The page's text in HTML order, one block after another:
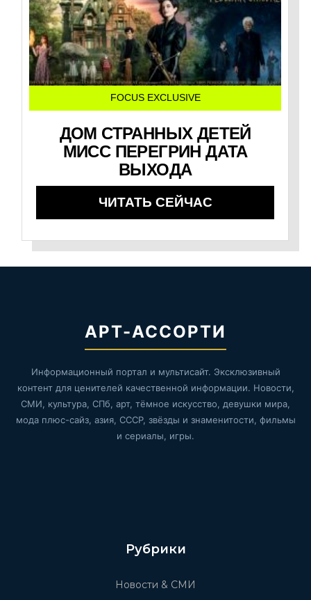
FOCUS EXCLUSIVE
ДОМ СТРАННЫХ ДЕТЕЙ
МИСС ПЕРЕГРИН ДАТА
ВЫХОДА
ЧИТАТЬ СЕЙЧАС
АРТ-АССОРТИ
Информационный портал и мультисайт. Эксклюзивный
контент для ценителей качественной информации. Новости,
СМИ, культура, СПб, арт, тёмное искусство, девушки мира,
мода плюс-сайз, азия, СССР, звёзды и знаменитости, фильмы
и сериалы, игры.
Рубрики
Новости & СМИ